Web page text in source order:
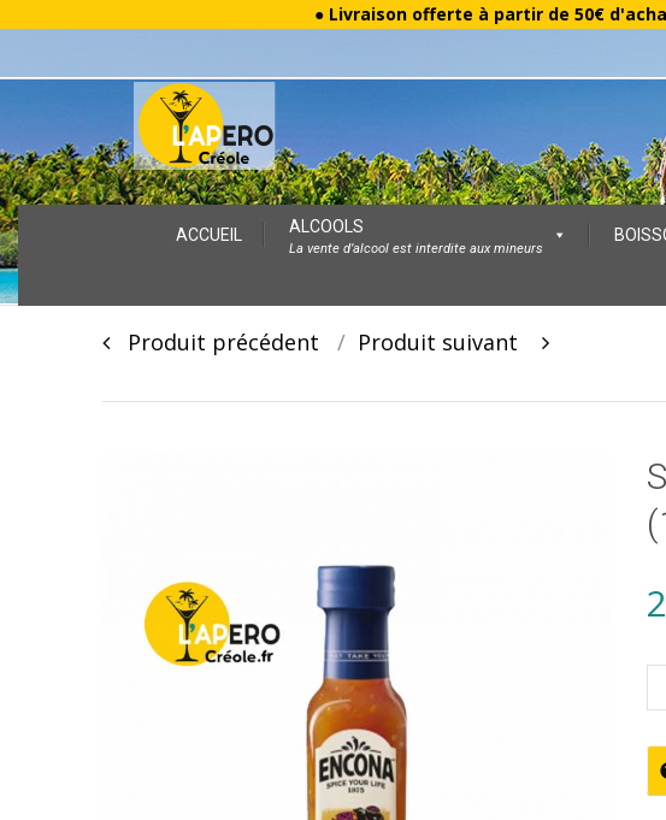
● Livraison offerte à partir de 50€
Skip
to
content
ACCUEIL ALCOOLS
La vente d’alcool est interdite aux mineurs
Post
Produit précédent Produit suivant
de